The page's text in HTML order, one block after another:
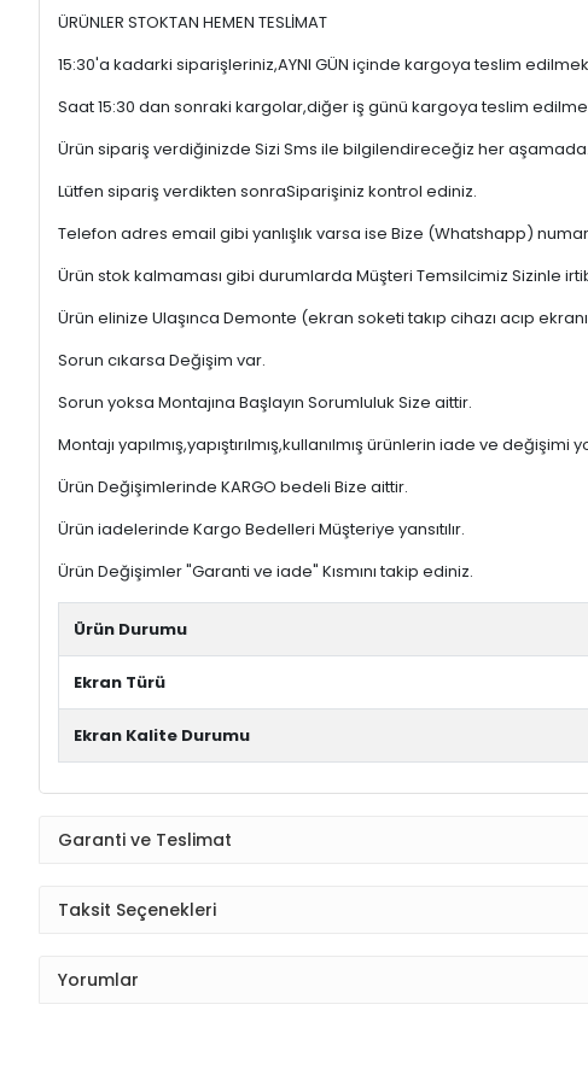
ÜRÜNLER STOKTAN HEMEN TESLİMAT
15:30'a kadarki siparişleriniz,AYNI GÜN içinde kargoya teslim
Saat 15:30 dan sonraki kargolar,diğer iş günü kargoya teslim
Ürün sipariş verdiğinizde Sizi Sms ile bilgilendireceğiz her aşamada.
Lütfen sipariş verdikten sonraSiparişiniz kontrol ediniz.
Telefon adres email gibi yanlışlık varsa ise Bize (Whatshapp)
Ürün stok kalmaması gibi durumlarda Müşteri Temsilcimiz Sizinle
Ürün elinize Ulaşınca Demonte (ekran soketi takıp cihazı acıp
Sorun cıkarsa Değişim var.
Sorun yoksa Montajına Başlayın Sorumluluk Size aittir.
Montajı yapılmış,yapıştırılmış,kullanılmış ürünlerin iade ve değişimi
Ürün Değişimlerinde KARGO bedeli Bize aittir.
Ürün iadelerinde Kargo Bedelleri Müşteriye yansıtılır.
Ürün Değişimler "Garanti ve iade" Kısmını takip ediniz.
Ürün Durumu
Ekran Türü
Ekran Kalite Durumu
Garanti ve Teslimat
Taksit Seçenekleri
Yorumlar